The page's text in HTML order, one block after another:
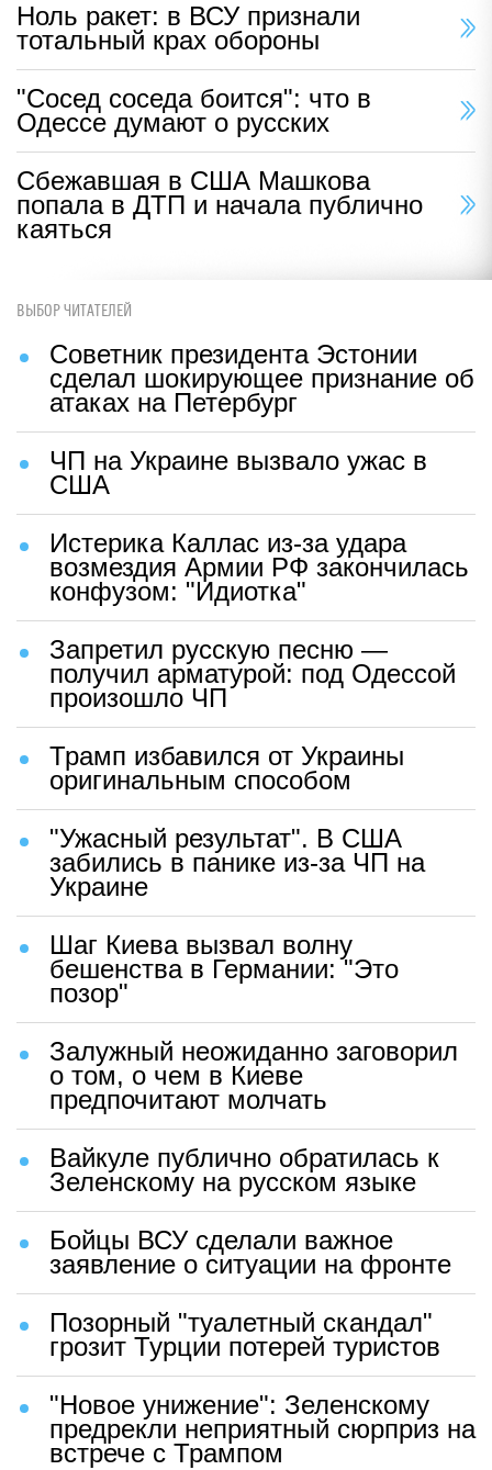
Ноль ракет: в ВСУ признали
тотальный крах обороны
"Сосед соседа боится": что в
Одессе думают о русских
Сбежавшая в США Машкова
попала в ДТП и начала публично
каяться
ВЫБОР ЧИТАТЕЛЕЙ
Советник президента Эстонии
сделал шокирующее признание об
атаках на Петербург
ЧП на Украине вызвало ужас в
США
Истерика Каллас из-за удара
возмездия Армии РФ закончилась
конфузом: "Идиотка"
Запретил русскую песню —
получил арматурой: под Одессой
произошло ЧП
Трамп избавился от Украины
оригинальным способом
"Ужасный результат". В США
забились в панике из-за ЧП на
Украине
Шаг Киева вызвал волну
бешенства в Германии: "Это
позор"
Залужный неожиданно заговорил
о том, о чем в Киеве
предпочитают молчать
Вайкуле публично обратилась к
Зеленскому на русском языке
Бойцы ВСУ сделали важное
заявление о ситуации на фронте
Позорный "туалетный скандал"
грозит Турции потерей туристов
"Новое унижение": Зеленскому
предрекли неприятный сюрприз на
встрече с Трампом